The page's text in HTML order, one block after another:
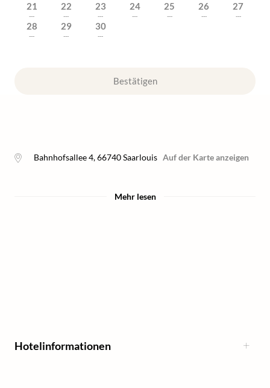
21
---
22
---
23
---
24
---
25
---
26
---
27
---
28
---
29
---
30
---
Bestätigen
Bahnhofsallee 4,66740Saarlouis Auf der Karte anzeigen
Mehr lesen
Hotelinformationen